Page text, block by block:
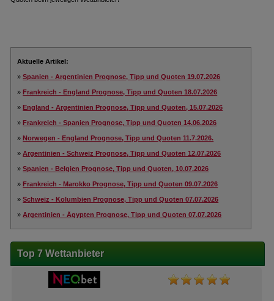
Aktuelle Artikel:
»Spanien - Argentinien Prognose, Tipp und Quoten 19.07.2026
»Frankreich - England Prognose, Tipp und Quoten 18.07.2026
»England - Argentinien Prognose, Tipp und Quoten, 15.07.2026
»Frankreich - Spanien Prognose, Tipp und Quoten 14.06.2026
»Norwegen - England Prognose, Tipp und Quoten 11.7.2026.
»Argentinien - Schweiz Prognose, Tipp und Quoten 12.07.2026
»Spanien - Belgien Prognose, Tipp und Quoten, 10.07.2026
»Frankreich - Marokko Prognose, Tipp und Quoten 09.07.2026
»Schweiz - Kolumbien Prognose, Tipp und Quoten 07.07.2026
»Argentinien - Ägypten Prognose, Tipp und Quoten 07.07.2026
Top 7 Wettanbieter